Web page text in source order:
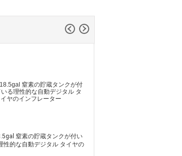
交換器
窒素の貯蔵タンクが付い
性的な自動デジタル タイヤの